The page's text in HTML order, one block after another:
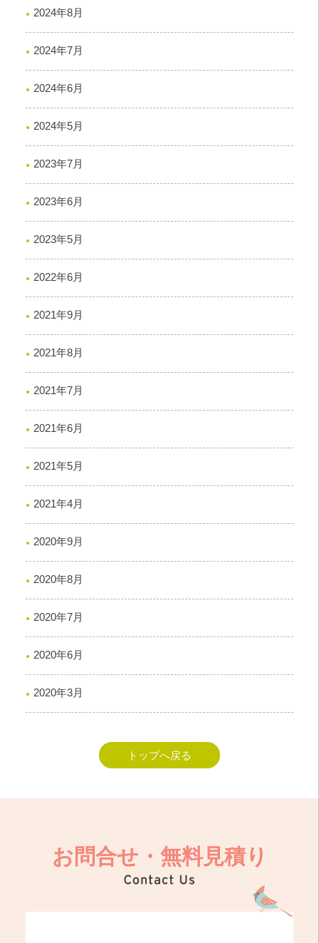
2024年8月
2024年7月
2024年6月
2024年5月
2023年7月
2023年6月
2023年5月
2022年6月
2021年9月
2021年8月
2021年7月
2021年6月
2021年5月
2021年4月
2020年9月
2020年8月
2020年7月
2020年6月
2020年3月
トップへ戻る
お問合せ・無料見積り